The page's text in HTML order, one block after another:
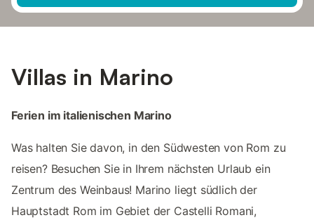
Villas in Marino
Ferien im italienischen Marino
Was halten Sie davon, in den Südwesten von Rom zu
reisen? Besuchen Sie in Ihrem nächsten Urlaub ein
Zentrum des Weinbaus! Marino liegt südlich der
Hauptstadt Rom im Gebiet der Castelli Romani,